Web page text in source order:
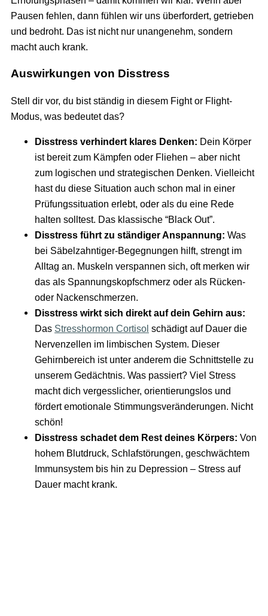
Pausen fehlen, dann fühlen wir uns überfordert, getrieben
und bedroht. Das ist nicht nur unangenehm, sondern
macht auch krank.
Auswirkungen von Disstress
Stell dir vor, du bist ständig in diesem Fight or Flight-
Modus, was bedeutet das?
Disstress verhindert klares Denken: Dein Körper
ist bereit zum Kämpfen oder Fliehen – aber nicht
zum logischen und strategischen Denken. Vielleicht
hast du diese Situation auch schon mal in einer
Prüfungssituation erlebt, oder als du eine Rede
halten solltest. Das klassische “Black Out”.
Disstress führt zu ständiger Anspannung: Was
bei Säbelzahntiger-Begegnungen hilft, strengt im
Alltag an. Muskeln verspannen sich, oft merken wir
das als Spannungskopfschmerz oder als Rücken-
oder Nackenschmerzen.
Disstress wirkt sich direkt auf dein Gehirn aus:
Das Stresshormon Cortisol schädigt auf Dauer die
Nervenzellen im limbischen System. Dieser
Gehirnbereich ist unter anderem die Schnittstelle zu
unserem Gedächtnis. Was passiert? Viel Stress
macht dich vergesslicher, orientierungslos und
fördert emotionale Stimmungsveränderungen. Nicht
schön!
Disstress schadet dem Rest deines Körpers: Von
hohem Blutdruck, Schlafstörungen, geschwächtem
Immunsystem bis hin zu Depression – Stress auf
Dauer macht krank.